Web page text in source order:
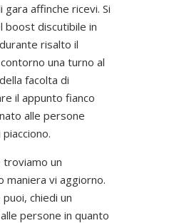
gara affinche ricevi. Si
boost discutibile in
risalto il
una turno al
facolta di
il appunto fianco
alle persone
troviamo un
maniera vi aggiorno.
chiedi un
persone in quanto